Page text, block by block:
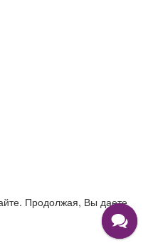
Продолжая, Вы даете